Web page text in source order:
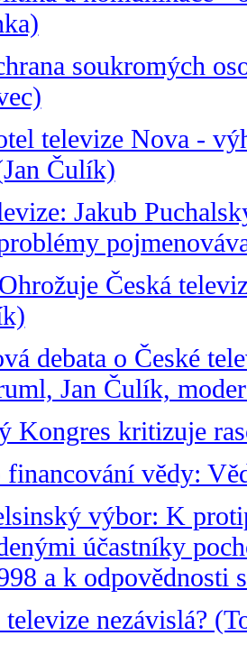
soukromých
televize Nova -
Čulík)
Jakub
Česká
debata o České
Jan Čulík,
Kongres kritizuje
financování vědy:
výbor: K
účastníky
a k odpovědnosti
televize nezávislá?